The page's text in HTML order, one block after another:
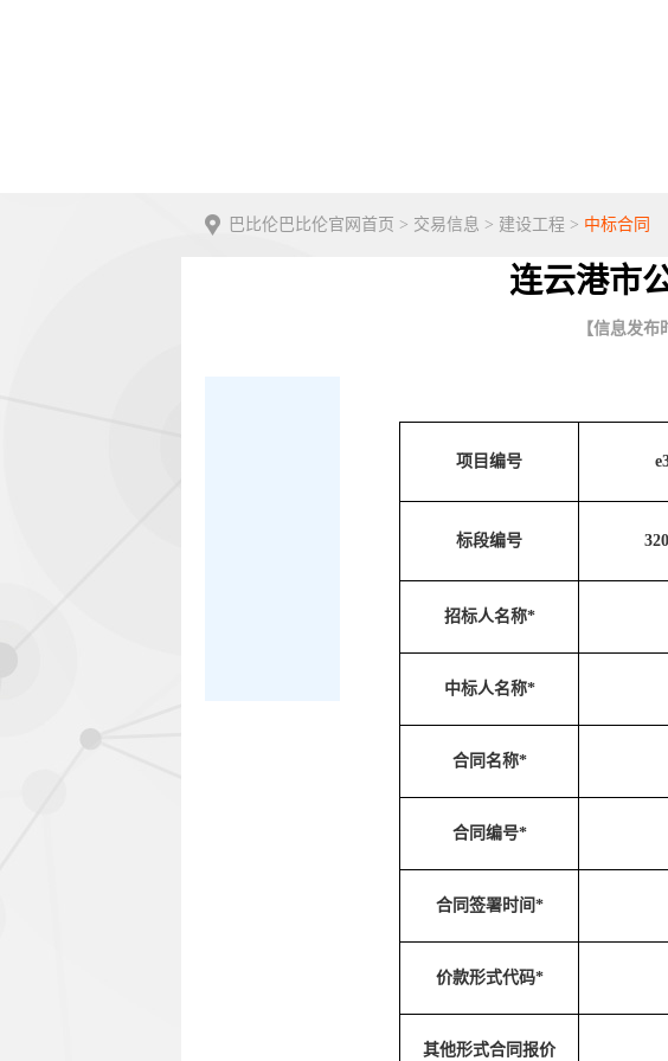
巴比伦巴比伦官网首页 > 交易信息 > 建设工程 > 中标合同
连云港市
【信息发
项目编号
标段编号
招标人名称*
中标人名称*
合同名称*
合同编号*
合同签署时间*
价款形式代码*
其他形式合同报价